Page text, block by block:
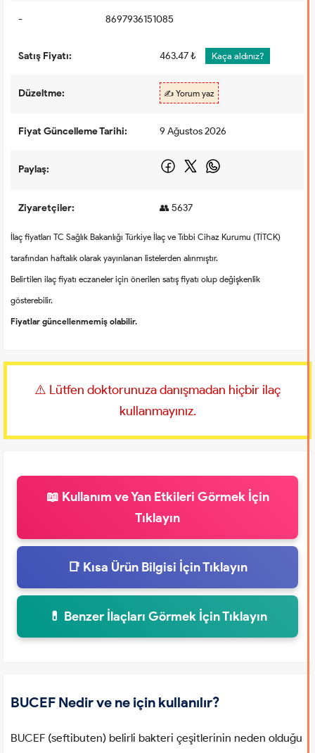
- 8697936151085
Satış Fiyatı: 463.47 ₺ Kaça aldınız?
Düzeltme: ✍️ Yorum yaz
Fiyat Güncelleme Tarihi: 9 Ağustos 2026
Paylaş:
Ziyaretçiler: 👥 5637
İlaç fiyatları TC Sağlık Bakanlığı Türkiye İlaç ve Tıbbi Cihaz Kurumu (TİTCK)
tarafından haftalık olarak yayınlanan listelerden alınmıştır.
Belirtilen ilaç fiyatı eczaneler için önerilen satış fiyatı olup değişkenlik
gösterebilir.
Fiyatlar güncellenmemiş olabilir.
⚠️ Lütfen doktorunuza danışmadan hiçbir ilaç
kullanmayınız.
📖 Kullanım ve Yan Etkileri Görmek İçin
Tıklayın
📑 Kısa Ürün Bilgisi İçin Tıklayın
💊 Benzer İlaçları Görmek İçin Tıklayın
BUCEF Nedir ve ne için kullanılır?
BUCEF (seftibuten) belirli bakteri çeşitlerinin neden olduğu